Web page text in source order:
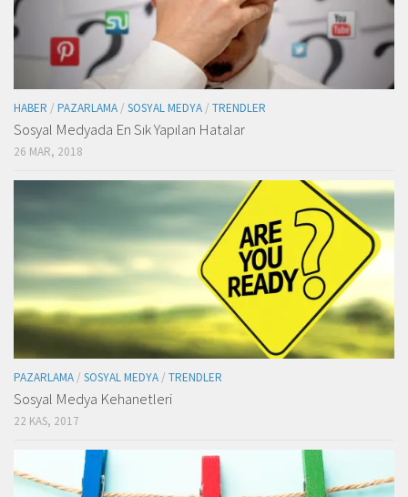
HABER / PAZARLAMA / SOSYAL MEDYA / TRENDLER
Sosyal Medyada En Sık Yapılan Hatalar
26 MAR, 2018
PAZARLAMA/ SOSYAL MEDYA/ TRENDLER
Sosyal Medya Kehanetleri
22 KAS, 2017